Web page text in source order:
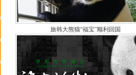
旅韩大熊猫“福宝”顺利回国